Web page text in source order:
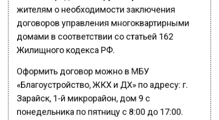
жителям о необходимости заключения
договоров управления многоквартирными
домами в соответствии со статьей 162
Жилищного кодекса РФ.
Оформить договор можно в МБУ
«Благоустройство, ЖКХ и ДХ» по адресу: г.
Зарайск, 1-й микрорайон, дом 9 с
понедельника по пятницу с 8:00 до 17:00.